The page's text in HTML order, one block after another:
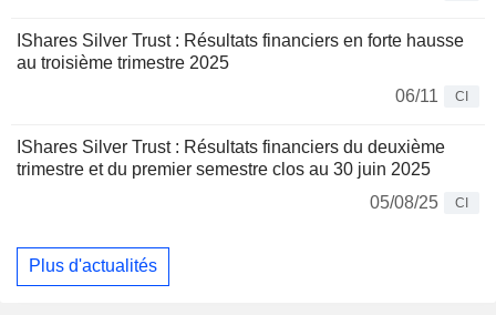
IShares Silver Trust : Résultats financiers en forte hausse
au troisième trimestre 2025
06/11
CI
IShares Silver Trust : Résultats financiers du deuxième
trimestre et du premier semestre clos au 30 juin 2025
05/08/25
CI
Plus d'actualités